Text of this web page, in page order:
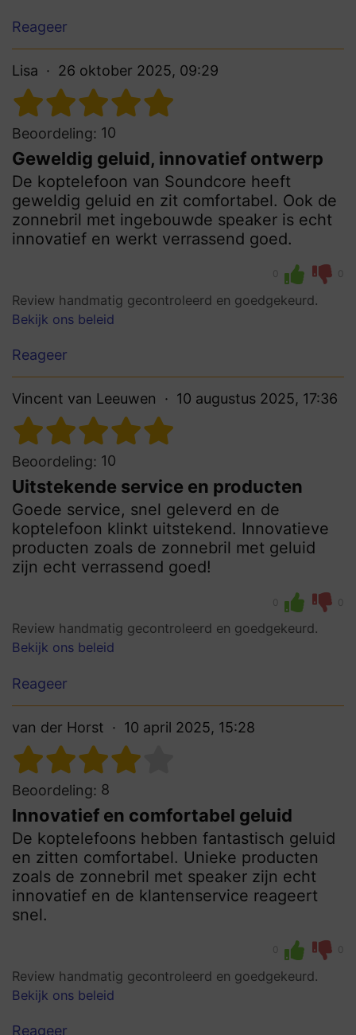
Reageer
Lisa 26 oktober 2025, 09:29
Beoordeling: 10
Geweldig geluid, innovatief ontwerp
De koptelefoon van Soundcore heeft
geweldig geluid en zit comfortabel. Ook de
zonnebril met ingebouwde speaker is echt
innovatief en werkt verrassend goed.
0 0
Review handmatig gecontroleerd en goedgekeurd.
Bekijk ons beleid
Reageer
Vincent van Leeuwen 10 augustus 2025, 17:36
Beoordeling: 10
Uitstekende service en producten
Goede service, snel geleverd en de
koptelefoon klinkt uitstekend. Innovatieve
producten zoals de zonnebril met geluid
zijn echt verrassend goed!
0 0
Review handmatig gecontroleerd en goedgekeurd.
Bekijk ons beleid
Reageer
van der Horst 10 april 2025, 15:28
Beoordeling: 8
Innovatief en comfortabel geluid
De koptelefoons hebben fantastisch geluid
en zitten comfortabel. Unieke producten
zoals de zonnebril met speaker zijn echt
innovatief en de klantenservice reageert
snel.
0 0
Review handmatig gecontroleerd en goedgekeurd.
Bekijk ons beleid
Reageer